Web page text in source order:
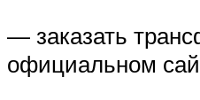
— заказать
официальном